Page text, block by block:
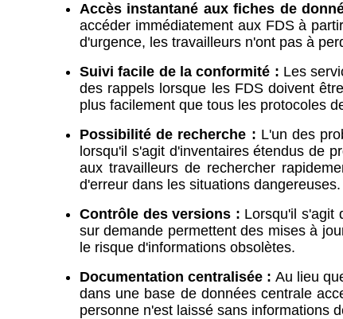
Accès instantané aux fiches de
accéder immédiatement aux FDS à
d'urgence, les travailleurs n'ont pas à
Suivi facile de la conformité : Les
des rappels lorsque les FDS doivent
plus facilement que tous les protocoles
Possibilité de recherche : L'un des
lorsqu'il s'agit d'inventaires étendus de
aux travailleurs de rechercher
d'erreur dans les situations dangereuses.
Contrôle des versions : Lorsqu'il s'agit
sur demande permettent des mises à
le risque d'informations obsolètes.
Documentation centralisée : Au lieu
dans une base de données centrale
personne n'est laissé sans informations